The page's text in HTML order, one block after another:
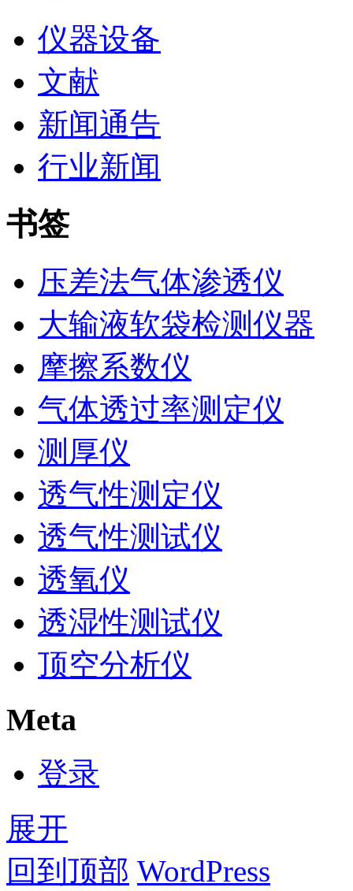
仪器设备
文献
新闻通告
行业新闻
书签
压差法气体渗透仪
大输液软袋检测仪器
摩擦系数仪
气体透过率测定仪
测厚仪
透气性测定仪
透气性测试仪
透氧仪
透湿性测试仪
顶空分析仪
Meta
登录
展开
回到顶部 WordPress